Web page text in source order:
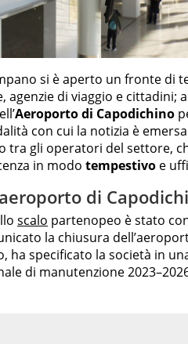
si è aperto un fronte di
agenzie di viaggio e cittadini;
Aeroporto di Capodichino
con cui la notizia è
tra gli operatori del settore,
in modo tempestivo e
di
scalo partenopeo è stato
la chiusura
ha specificato la società in
di manutenzione